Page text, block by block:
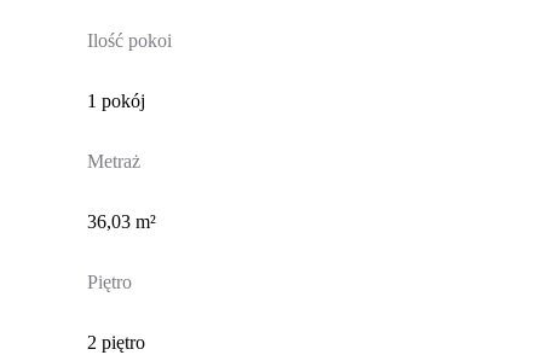
Ilość pokoi
1 pokój
Metraż
36,03 m²
Piętro
2 piętro